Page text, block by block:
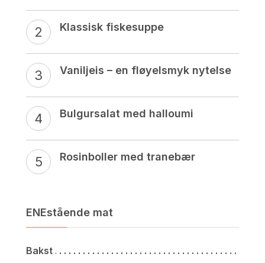
Klassisk fiskesuppe
Vaniljeis – en fløyelsmyk nytelse
Bulgursalat med halloumi
Rosinboller med tranebær
ENEstående mat
Bakst